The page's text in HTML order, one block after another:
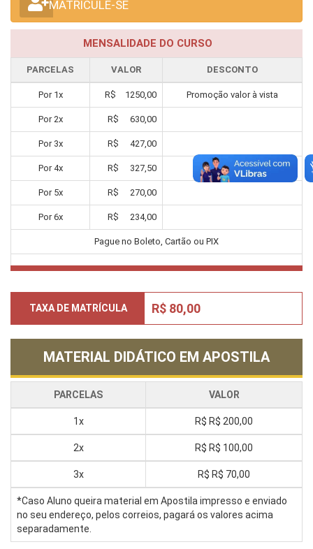
MATRICULE-SE
MENSALIDADE DO CURSO
PARCELAS VALOR DESCONTO
Por 1x R$ 1250,00 Promoção valor à vista
Por 2x R$ 630,00
Por 3x R$ 427,00
Por4x R$ 327,50
Por 5x R$ 270,00
Por6x R$ 234,00
Pague no Boleto, Cartão ou PIX
TAXA DE MATRÍCULA R$ 80,00
MATERIAL DIDÁTICO EM APOSTILA
PARCELAS VALOR
1x R$ R$ 200,00
2x R$ R$ 100,00
3x R$ R$ 70,00
*Caso Aluno queira material em Apostila impresso e enviado
no seu endereço, pelos correios, pagará os valores acima
separadamente.